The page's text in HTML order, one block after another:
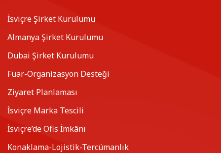
İsviçre Şirket Kurulumu
Almanya Şirket Kurulumu
Dubai Şirket Kurulumu
Fuar-Organizasyon Desteği
Ziyaret Planlaması
İsviçre Marka Tescili
İsviçre’de Ofis İmkânı
Konaklama-Lojistik-Tercümanlık